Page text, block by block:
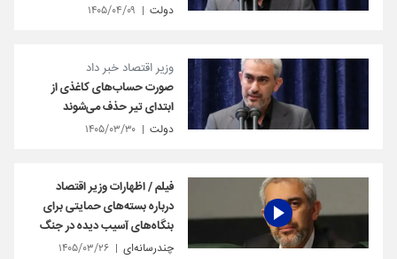
دولت ۱۴۰۵/۰۴/۰۹
وزیر اقتصاد خبر داد
صورت حساب‌های کاغذی از
ابتدای تیر حذف می‌شوند
دولت ۱۴۰۵/۰۳/۳۰
فیلم / اظهارات وزیر اقتصاد
درباره بسته‌های حمایتی برای
بنگاه‌های آسیب دیده در جنگ
چندرسانه‌ای ۱۴۰۵/۰۳/۲۶